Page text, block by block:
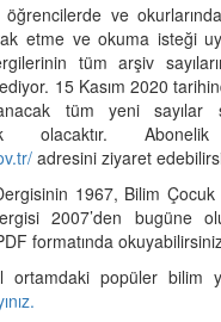
ve
etme ve okuma isteği
tüm arşiv
15 Kasım 2020
tüm yeni sayılar
olacaktır.
adresini ziyaret
1967, Bilim
2007’den bugüne
formatında
ortamdaki popüler bilim